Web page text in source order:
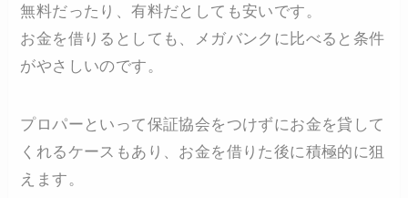
無料だったり、有料だとしても安いです。
お金を借りるとしても、メガバンクに比べると条件
がやさしいのです。
プロパーといって保証協会をつけずにお金を貸して
くれるケースもあり、お金を借りた後に積極的に狙
えます。